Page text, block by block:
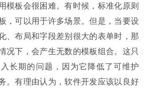
模板会很困难。有时候，标准化原则
，可以用于许多场景。但是，当要设
、布局和字段差别很大的表单时，那
况下，会产生无数的模板组合。这只
长期的问题，因为它降低了可维护
。有理由认为，软件开发应该以良好